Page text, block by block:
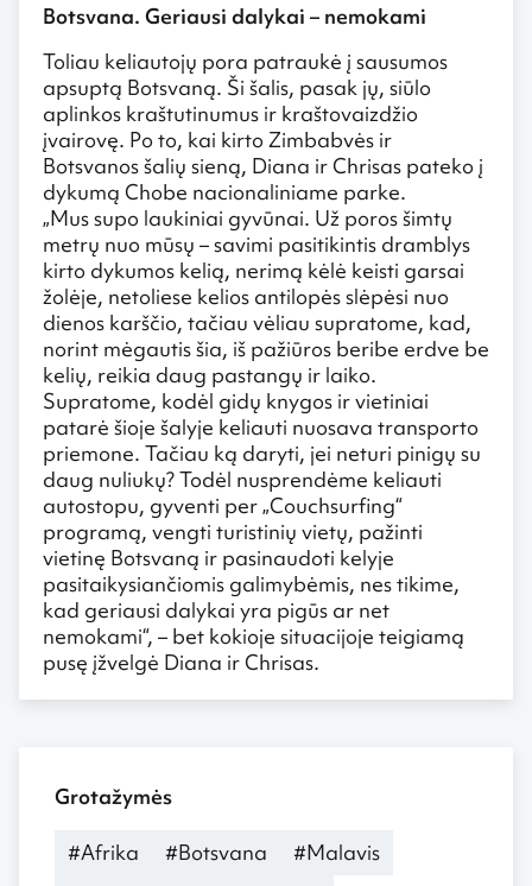
Botsvana. Geriausi dalykai – nemokami
Toliau keliautojų pora patraukė į sausumos
apsuptą Botsvaną. Ši šalis, pasak jų, siūlo
aplinkos kraštutinumus ir kraštovaizdžio
įvairovę. Po to, kai kirto Zimbabvės ir
Botsvanos šalių sieną, Diana ir Chrisas pateko į
dykumą Chobe nacionaliniame parke.
„Mus supo laukiniai gyvūnai. Už poros šimtų
metrų nuo mūsų – savimi pasitikintis dramblys
kirto dykumos kelią, nerimą kėlė keisti garsai
žolėje, netoliese kelios antilopės slėpėsi nuo
dienos karščio, tačiau vėliau supratome, kad,
norint mėgautis šia, iš pažiūros beribe erdve be
kelių, reikia daug pastangų ir laiko.
Supratome, kodėl gidų knygos ir vietiniai
patarė šioje šalyje keliauti nuosava transporto
priemone. Tačiau ką daryti, jei neturi pinigų su
daug nuliukų? Todėl nusprendėme keliauti
autostopu, gyventi per „Couchsurfing“
programą, vengti turistinių vietų, pažinti
vietinę Botsvaną ir pasinaudoti kelyje
pasitaikysiančiomis galimybėmis, nes tikime,
kad geriausi dalykai yra pigūs ar net
nemokami“, – bet kokioje situacijoje teigiamą
pusę įžvelgė Diana ir Chrisas.
Grotažymės
#Afrika #Botsvana
#Malavis